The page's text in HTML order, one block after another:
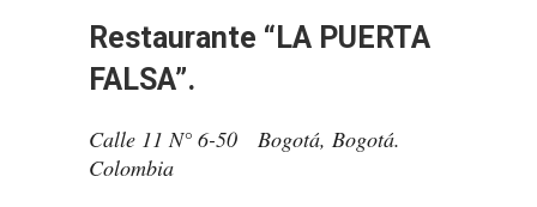
Restaurante “LA PUERTA
FALSA”.
Calle 11 N° 6-50 Bogotá, Bogotá.
Colombia